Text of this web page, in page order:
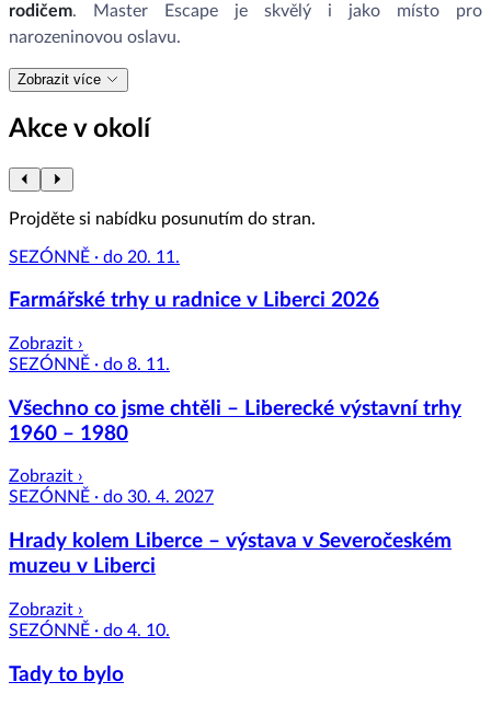
rodičem. Master Escape je skvělý i jako místo pro
narozeninovou oslavu.
Zobrazit více
Akce v okolí
Projděte si nabídku posunutím do stran.
SEZÓNNĚ · do 20. 11.
Farmářské trhy u radnice v Liberci 2026
Zobrazit ›
SEZÓNNĚ · do 8. 11.
Všechno co jsme chtěli – Liberecké výstavní trhy
1960 – 1980
Zobrazit ›
SEZÓNNĚ · do 30. 4. 2027
Hrady kolem Liberce – výstava v Severočeském
muzeu v Liberci
Zobrazit ›
SEZÓNNĚ · do 4. 10.
Tady to bylo